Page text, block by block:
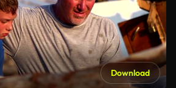
Download